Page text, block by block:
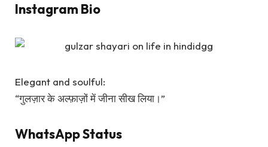
Instagram Bio
Elegant and soulful:
“गुलज़ार के अल्फ़ाज़ों में जीना सीख लिया।”
WhatsApp Status